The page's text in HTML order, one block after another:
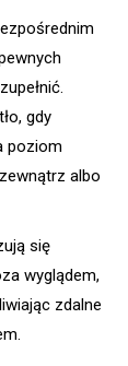
gdy
poziom
albo
się
wyglądem,
zdalne